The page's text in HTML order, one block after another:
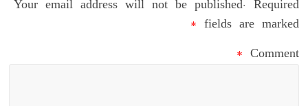
Your email address will not be published. Required
fields are marked
*
Comment
*